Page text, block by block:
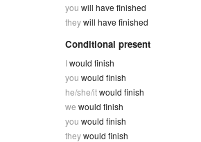
you will have finished
theywill have finished
Conditional present
Iwould finish
you would finish
he/she/itwould finish
we would finish
you would finish
theywould finish